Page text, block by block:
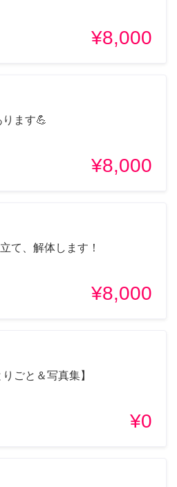
¥8,000
ます💪
¥8,000
て、解体します！
¥8,000
ごと＆写真集】
¥0